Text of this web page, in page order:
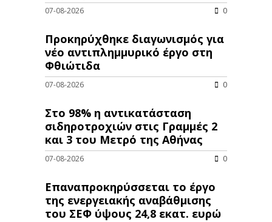
07-08-2026 0
Προκηρύχθηκε διαγωνισμός για
νέo αντιπλημμυρικό έργο στη
Φθιώτιδα
07-08-2026 0
Στο 98% η αντικατάσταση
σιδηροτροχιών στις Γραμμές 2
και 3 του Μετρό της Αθήνας
07-08-2026 0
Επαναπροκηρύσσεται το έργο
της ενεργειακής αναβάθμισης
του ΣΕΦ ύψους 24,8 εκατ. ευρώ